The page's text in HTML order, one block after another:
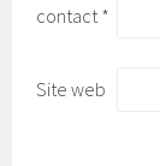
contact *
Site web